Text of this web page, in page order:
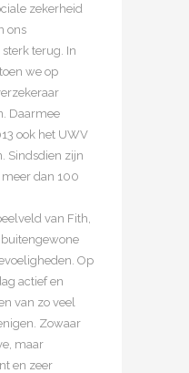
zekerheid
ons
terug. In
we op
Daarmee
ook het UWV
Sindsdien zijn
dan 100
van Fith,
Op
actief en
van zo veel
Zowaar
maar
en zeer